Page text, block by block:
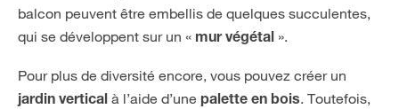
balcon peuvent être embellis de quelques succulentes,
qui se développent sur un « mur végétal ».
Pour plus de diversité encore, vous pouvez créer un
jardin vertical à l’aide d’une palette en bois. Toutefois,